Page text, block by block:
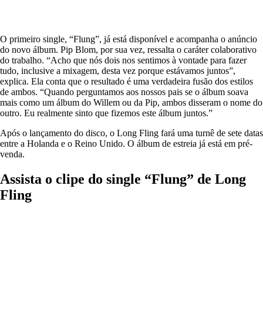
O primeiro single, “Flung”, já está disponível e acompanha o anúncio
do novo álbum. Pip Blom, por sua vez, ressalta o caráter colaborativo
do trabalho. “Acho que nós dois nos sentimos à vontade para fazer
tudo, inclusive a mixagem, desta vez porque estávamos juntos”,
explica. Ela conta que o resultado é uma verdadeira fusão dos estilos
de ambos. “Quando perguntamos aos nossos pais se o álbum soava
mais como um álbum do Willem ou da Pip, ambos disseram o nome do
outro. Eu realmente sinto que fizemos este álbum juntos.”
Após o lançamento do disco, o Long Fling fará uma turnê de sete datas
entre a Holanda e o Reino Unido. O álbum de estreia já está em pré-
venda.
Assista o clipe do single “Flung” de Long
Fling